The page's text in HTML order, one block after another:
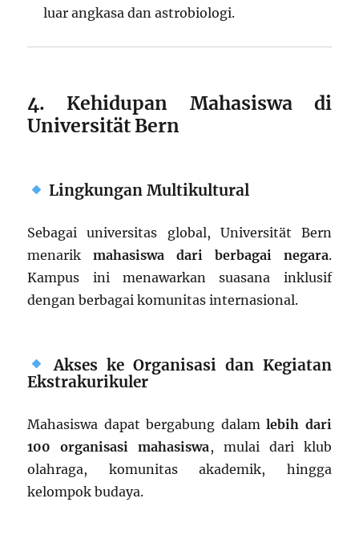
luar angkasa dan astrobiologi.
4. Kehidupan Mahasiswa di
Universität Bern
Lingkungan Multikultural
Sebagai universitas global, Universität Bern
menarikmahasiswa dari berbagai negara.
Kampus ini menawarkan suasana inklusif
dengan berbagai komunitas internasional.
Akses ke Organisasi dan Kegiatan
Ekstrakurikuler
Mahasiswa dapat bergabung dalamlebih dari
100 organisasi mahasiswa , mulai dari klub
olahraga, komunitas akademik, hingga
kelompok budaya.